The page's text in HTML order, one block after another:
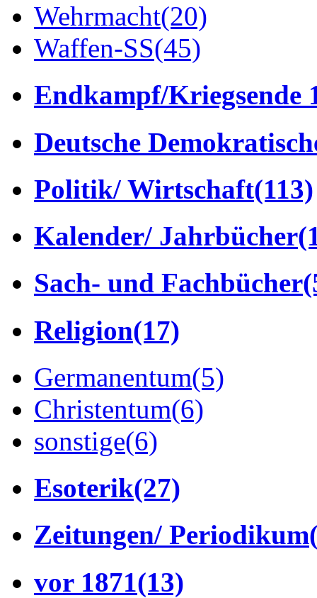
Wehrmacht(20)
Waffen-SS(45)
Endkampf/Kriegsende
Deutsche
Politik/ Wirtschaft(113)
Kalender/ Jahrbücher
Sach- und Fachbücher
Religion(17)
Germanentum(5)
Christentum(6)
sonstige(6)
Esoterik(27)
Zeitungen/ Periodikum
vor 1871(13)